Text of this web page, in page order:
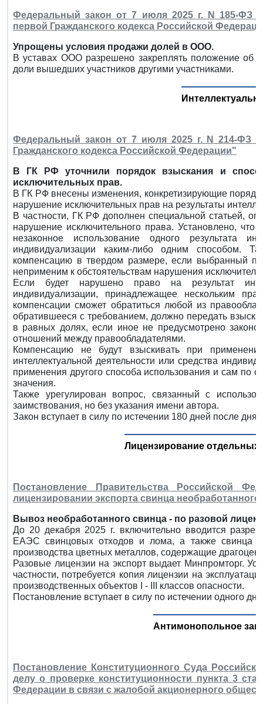
Федеральный закон от 7 июля 2025 г. N 185-ФЗ
первой Гражданского кодекса Российской
Упрощены условия продажи долей в ООО.
В уставах ООО разрешено закреплять положение об
доли вышедших участников другими участниками.
Федеральный закон от 7 июля 2025 г. N 214-ФЗ
Гражданского кодекса Российской Федерации"
В ГК РФ уточнили порядок взыскания и
исключительных прав.
В ГК РФ внесены изменения, конкретизирующие
нарушение исключительных прав на результаты
В частности, ГК РФ дополнен специальной статьей,
нарушение исключительного права. Установлено, что
незаконное использование одного результата
индивидуализации каким-либо одним способом.
компенсацию в твердом размере, если выбранный
неприменим к обстоятельствам нарушения
Если будет нарушено право на результат
индивидуализации, принадлежащее нескольким
компенсации сможет обратиться любой из
обратившееся с требованием, должно передать
в равных долях, если иное не предусмотрено
отношений между правообладателями.
Компенсацию не будут взыскивать при
интеллектуальной деятельности или средства
применения другого способа использования и сам по
значения.
Также урегулирован вопрос, связанный с
заимствования, но без указания имени автора.
Закон вступает в силу по истечении 180 дней после
Лицензирование отдельных
Постановление Правительства Российской
лицензировании экспорта свинца
Вывоз необработанного свинца - по разовой
До 20 декабря 2025 г. включительно вводится
ЕАЭС свинцовых отходов и лома, а также свинца
производства цветных металлов, содержащие
Разовые лицензии на экспорт выдает Минпромторг.
частности, потребуется копия лицензии на
производственных объектов I - III классов опасности.
Постановление вступает в силу по истечении одного
Антимонопольное
Постановление Конституционного Суда
делу о проверке конституционности пункта 3
Федерации в связи с жалобой акционерного